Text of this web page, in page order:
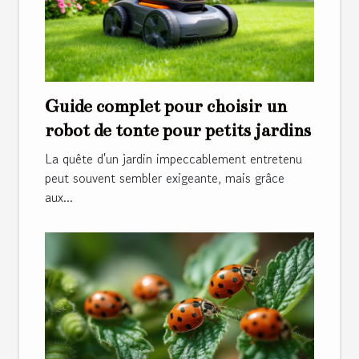
Guide complet pour choisir un
robot de tonte pour petits jardins
La quête d'un jardin impeccablement entretenu
peut souvent sembler exigeante, mais grâce
aux...